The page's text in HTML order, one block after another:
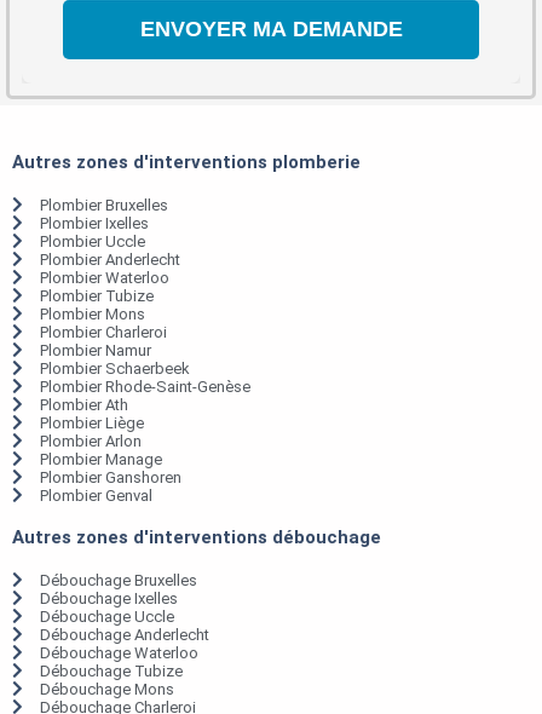
Autres zones d'interventions plomberie
Plombier Bruxelles
Plombier Ixelles
Plombier Uccle
Plombier Anderlecht
Plombier Waterloo
Plombier Tubize
Plombier Mons
Plombier Charleroi
Plombier Namur
Plombier Schaerbeek
Plombier Rhode-Saint-Genèse
Plombier Ath
Plombier Liège
Plombier Arlon
Plombier Manage
Plombier Ganshoren
Plombier Genval
Autres zones d'interventions débouchage
Débouchage Bruxelles
Débouchage Ixelles
Débouchage Uccle
Débouchage Anderlecht
Débouchage Waterloo
Débouchage Tubize
Débouchage Mons
Débouchage Charleroi